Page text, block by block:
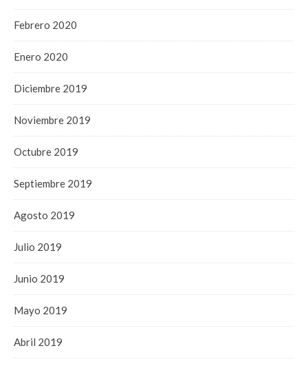
Febrero 2020
Enero 2020
Diciembre 2019
Noviembre 2019
Octubre 2019
Septiembre 2019
Agosto 2019
Julio 2019
Junio 2019
Mayo 2019
Abril 2019